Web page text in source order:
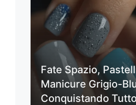
Fate Spazio,
Manicure Grigio-
Conquistando Tutto